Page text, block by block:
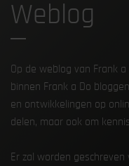
Weblog
Op de weblog van Frank
binnen Frank a Do
en ontwikkelingen op
delen, maar ook om
Er zal worden